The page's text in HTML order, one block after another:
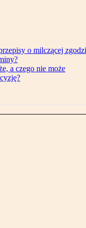
o milczącej
a czego nie może